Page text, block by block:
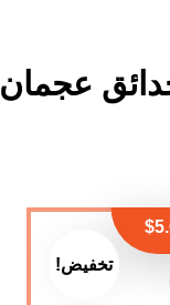
عجمان
تخفيض!
$